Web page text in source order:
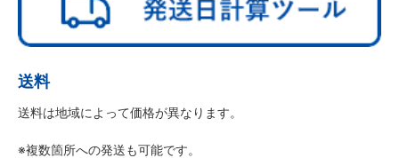
送料
送料は地域によって価格が異なります。
※複数箇所への発送も可能です。